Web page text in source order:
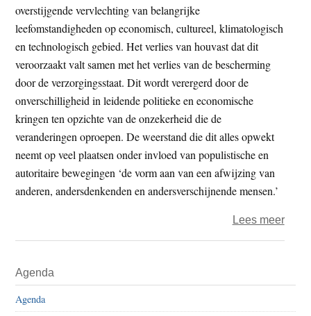
overstijgende vervlechting van belangrijke
leefomstandigheden op economisch, cultureel, klimatologisch
en technologisch gebied. Het verlies van houvast dat dit
veroorzaakt valt samen met het verlies van de bescherming
door de verzorgingsstaat. Dit wordt verergerd door de
onverschilligheid in leidende politieke en economische
kringen ten opzichte van de onzekerheid die de
veranderingen oproepen. De weerstand die dit alles opwekt
neemt op veel plaatsen onder invloed van populistische en
autoritaire bewegingen ‘de vorm aan van een afwijzing van
anderen, andersdenkenden en andersverschijnende mensen.’
Lees meerover
Sidebar
Agenda
Agenda